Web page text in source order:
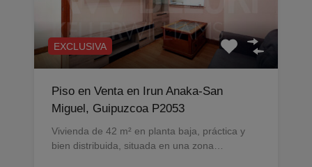
EXCLUSIVA
Piso en Venta en Irun Anaka-San
Miguel, Guipuzcoa P2053
Vivienda de 42 m² en planta baja, práctica y
bien distribuida, situada en una zona…